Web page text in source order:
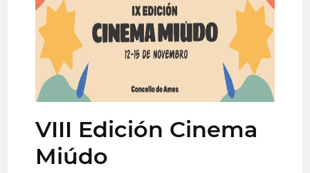
VIII Edición Cinema
Miúdo